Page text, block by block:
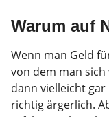
Warum auf
Wenn man Geld
von dem man
dann vielleicht
richtig ärgerlich.